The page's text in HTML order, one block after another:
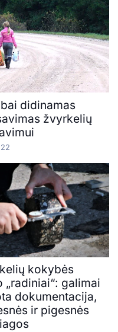
didinamas
žvyrkelių
kokybės
„radiniai“: galimai
dokumentacija,
ir pigesnės